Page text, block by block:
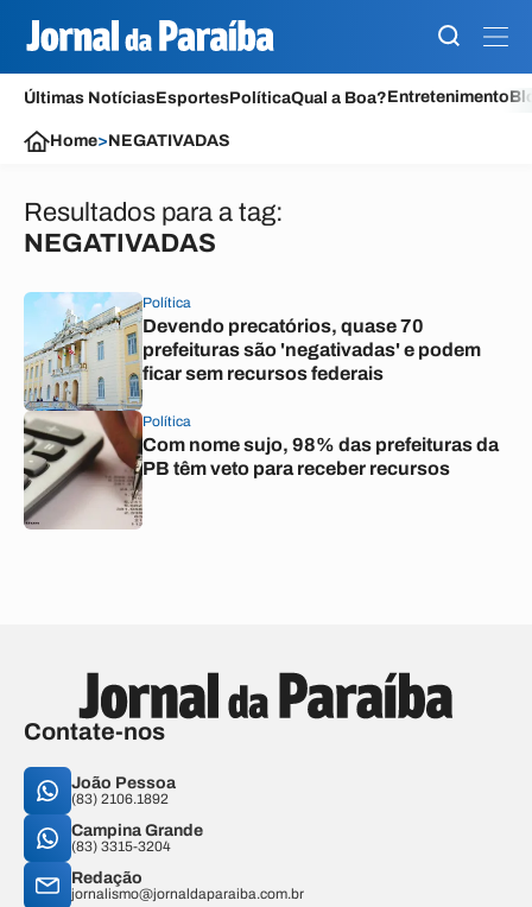
Últimas NotíciasEsportesPolíticaQual a Boa?Entretenimento
Home>NEGATIVADAS
Resultados para a tag:
NEGATIVADAS
Política
Devendo precatórios, quase 70
prefeituras são 'negativadas' e podem
ficar sem recursos federais
Política
Com nome sujo, 98% das prefeituras da
PB têm veto para receber recursos
Contate-nos
João Pessoa
(83) 2106.1892
Campina Grande
(83) 3315-3204
Redação
jornalismo@jornaldaparaiba.com.br